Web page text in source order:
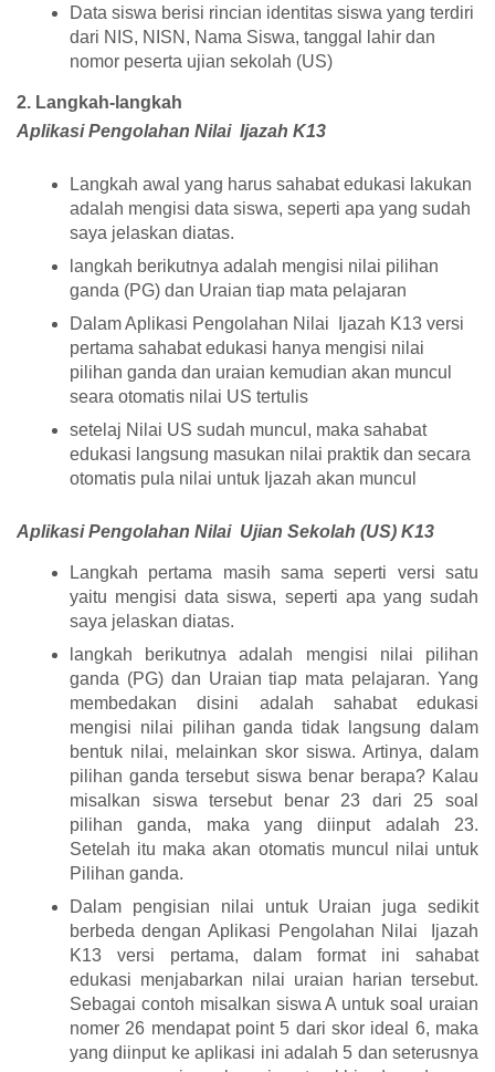
Data siswa berisi rincian identitas siswa yang terdiri
dari NIS, NISN, Nama Siswa, tanggal lahir dan
nomor peserta ujian sekolah (US)
2. Langkah-langkah
Aplikasi Pengolahan Nilai Ijazah K13
Langkah awal yang harus sahabat edukasi lakukan
adalah mengisi data siswa, seperti apa yang sudah
saya jelaskan diatas.
langkah berikutnya adalah mengisi nilai pilihan
ganda (PG) dan Uraian tiap mata pelajaran
Dalam Aplikasi Pengolahan Nilai Ijazah K13 versi
pertama sahabat edukasi hanya mengisi nilai
pilihan ganda dan uraian kemudian akan muncul
seara otomatis nilai US tertulis
setelaj Nilai US sudah muncul, maka sahabat
edukasi langsung masukan nilai praktik dan secara
otomatis pula nilai untuk Ijazah akan muncul
Aplikasi Pengolahan Nilai Ujian Sekolah (US) K13
Langkah pertama masih sama seperti versi satu
yaitu mengisi data siswa, seperti apa yang sudah
saya jelaskan diatas.
langkah berikutnya adalah mengisi nilai pilihan
ganda (PG) dan Uraian tiap mata pelajaran. Yang
membedakan disini adalah sahabat edukasi
mengisi nilai pilihan ganda tidak langsung dalam
bentuk nilai, melainkan skor siswa. Artinya, dalam
pilihan ganda tersebut siswa benar berapa? Kalau
misalkan siswa tersebut benar 23 dari 25 soal
pilihan ganda, maka yang diinput adalah 23.
Setelah itu maka akan otomatis muncul nilai untuk
Pilihan ganda.
Dalam pengisian nilai untuk Uraian juga sedikit
berbeda dengan Aplikasi Pengolahan Nilai Ijazah
K13 versi pertama, dalam format ini sahabat
edukasi menjabarkan nilai uraian harian tersebut.
Sebagai contoh misalkan siswa A untuk soal uraian
nomer 26 mendapat point 5 dari skor ideal 6, maka
yang diinput ke aplikasi ini adalah 5 dan seterusnya